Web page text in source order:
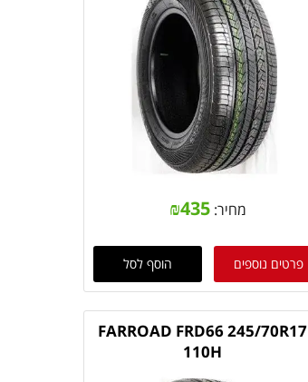
מחיר: ₪435
פרטים נוספים הוסף לסל
FARROAD FRD66 245/70R17
110H